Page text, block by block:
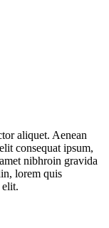
aliquet. Aenean
consequat ipsum,
nibhroin gravida
lorem quis
elit.